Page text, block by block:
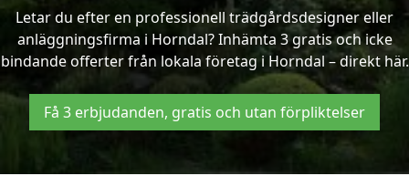
Letar du efter en professionell trädgårdsdesigner eller
anläggningsfirma i Horndal? Inhämta 3 gratis och icke
bindande offerter från lokala företag i Horndal – direkt här.
Få 3 erbjudanden, gratis och utan förpliktelser